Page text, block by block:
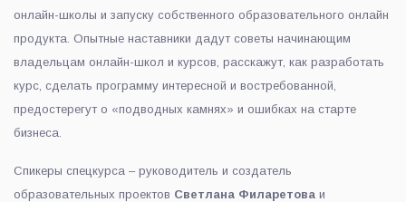
онлайн-школы и запуску собственного образовательного онлайн
продукта. Опытные наставники дадут советы начинающим
владельцам онлайн-школ и курсов, расскажут, как разработать
курс, сделать программу интересной и востребованной,
предостерегут о «подводных камнях» и ошибках на старте
бизнеса.
Спикеры спецкурса – руководитель и создатель
образовательных проектов Светлана Филаретова и